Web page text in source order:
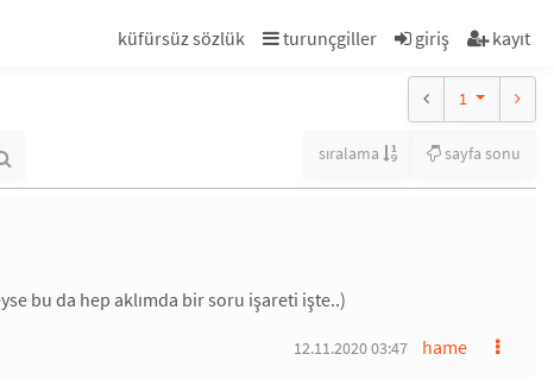
küfürsüz sözlük turunçgiller giriş kayıt
1
sıralama sayfa sonu
bu da hep aklımda bir soru işareti işte..)
hame
12.11.2020 03:47